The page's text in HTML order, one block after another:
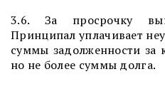
3.6. За просрочку
Принципал уплачивает
суммы задолженности
но не более суммы долга.